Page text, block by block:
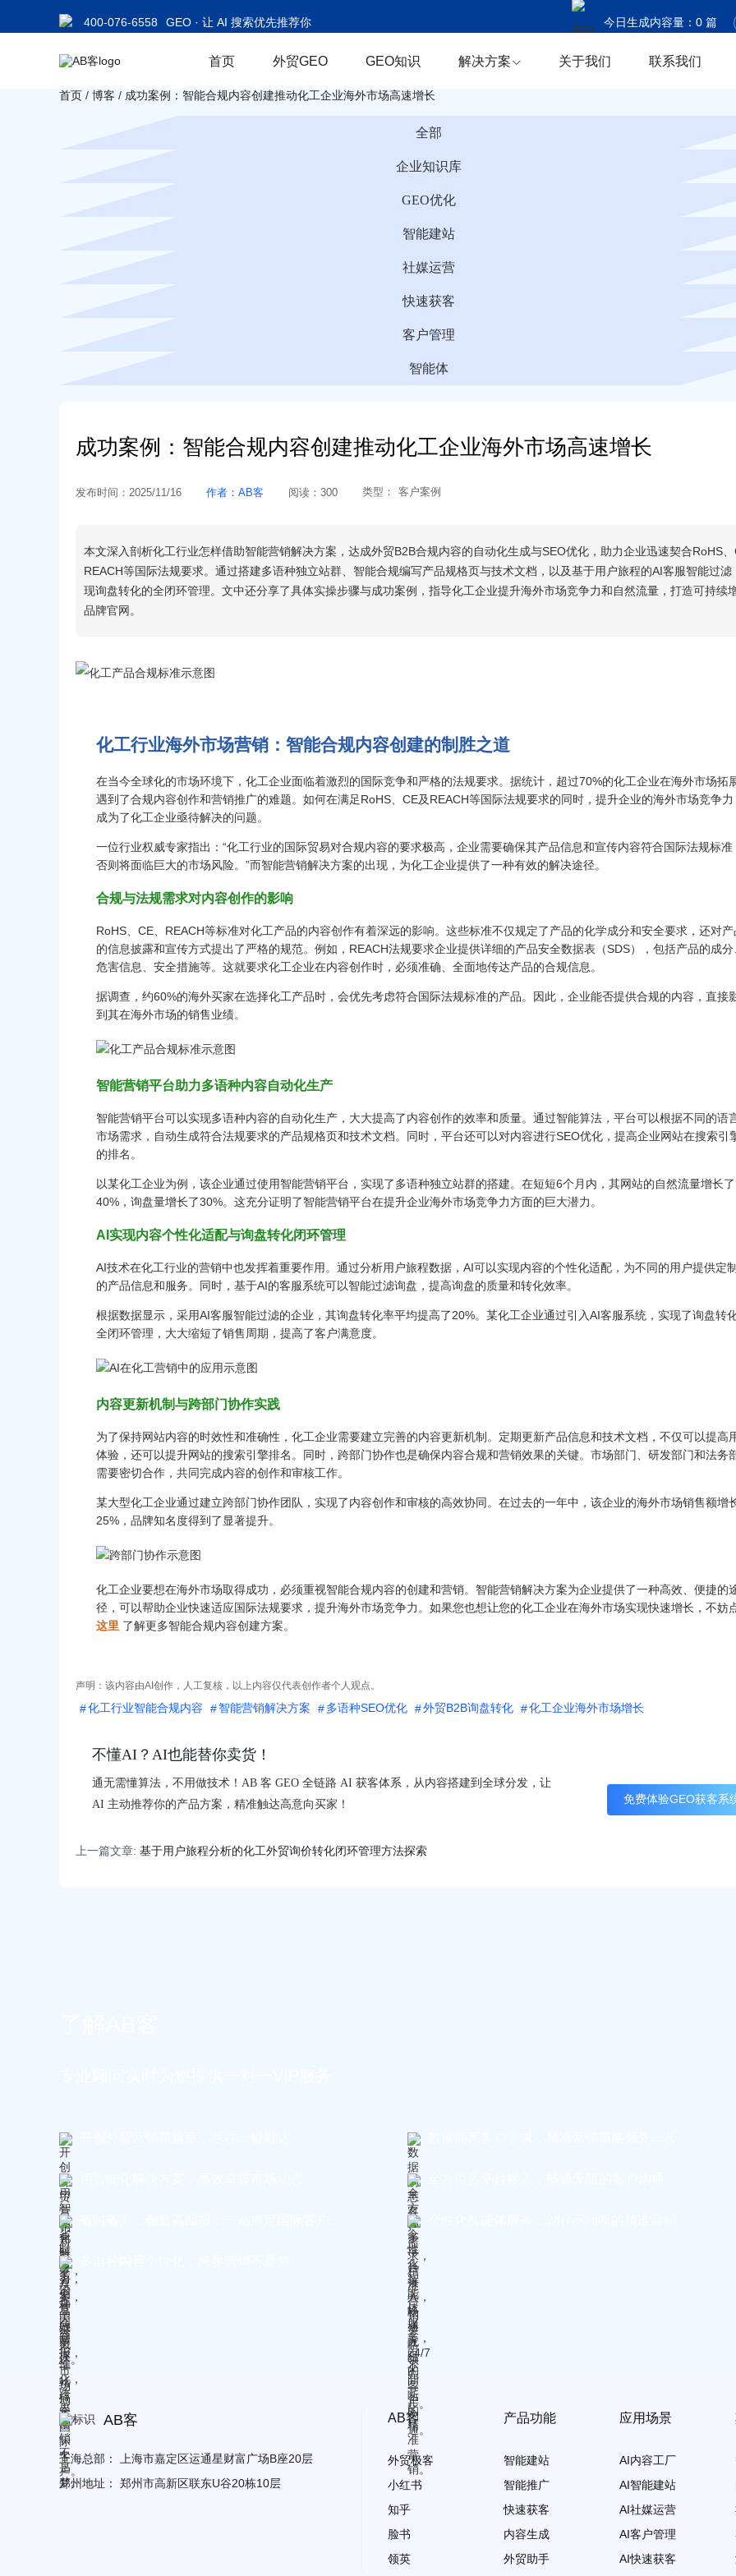
400-076-6558 GEO · 让 AI 搜索优先推荐你 今日生成内容量： 0篇
今日商机捕获： 0条
首页 外贸GEO GEO知识 解决方案 关于我们 联系我们
首页 / 博客 / 成功案例：智能合规内容创建推动化工企业海外市场高速增长
全部
企业知识库
GEO优化
智能建站
社媒运营
快速获客
客户管理
智能体
成功案例：智能合规内容创建推动化工企业海外市场高速增长
发布时间： 2025/11/16 作者： AB客 阅读： 300 类型： 客户案例
本文深入剖析化工行业怎样借助智能营销解决方案，达成外贸B2B合规内容的自动化生成与SEO优化，助力企业迅速契合RoHS、
REACH等国际法规要求。通过搭建多语种独立站群、智能合规编写产品规格页与技术文档，以及基于用户旅程的AI客服智能过滤
现询盘转化的全闭环管理。文中还分享了具体实操步骤与成功案例，指导化工企业提升海外市场竞争力和自然流量，打造可持续
品牌官网。
化工行业海外市场营销：智能合规内容创建的制胜之道
在当今全球化的市场环境下，化工企业面临着激烈的国际竞争和严格的法规要求。据统计，超过70%的化工企业在海外市场拓
遇到了合规内容创作和营销推广的难题。如何在满足RoHS、CE及REACH等国际法规要求的同时，提升企业的海外市场竞争力
成为了化工企业亟待解决的问题。
一位行业权威专家指出：“化工行业的国际贸易对合规内容的要求极高，企业需要确保其产品信息和宣传内容符合国际法规标准
否则将面临巨大的市场风险。”而智能营销解决方案的出现，为化工企业提供了一种有效的解决途径。
合规与法规需求对内容创作的影响
RoHS、CE、REACH等标准对化工产品的内容创作有着深远的影响。这些标准不仅规定了产品的化学成分和安全要求，还对产
的信息披露和宣传方式提出了严格的规范。例如，REACH法规要求企业提供详细的产品安全数据表（SDS），包括产品的成分
危害信息、安全措施等。这就要求化工企业在内容创作时，必须准确、全面地传达产品的合规信息。
据调查，约60%的海外买家在选择化工产品时，会优先考虑符合国际法规标准的产品。因此，企业能否提供合规的内容，直接
到其在海外市场的销售业绩。
智能营销平台助力多语种内容自动化生产
智能营销平台可以实现多语种内容的自动化生产，大大提高了内容创作的效率和质量。通过智能算法，平台可以根据不同的语
市场需求，自动生成符合法规要求的产品规格页和技术文档。同时，平台还可以对内容进行SEO优化，提高企业网站在搜索引
的排名。
以某化工企业为例，该企业通过使用智能营销平台，实现了多语种独立站群的搭建。在短短6个月内，其网站的自然流量增长了
40%，询盘量增长了30%。这充分证明了智能营销平台在提升企业海外市场竞争力方面的巨大潜力。
AI实现内容个性化适配与询盘转化闭环管理
AI技术在化工行业的营销中也发挥着重要作用。通过分析用户旅程数据，AI可以实现内容的个性化适配，为不同的用户提供定
的产品信息和服务。同时，基于AI的客服系统可以智能过滤询盘，提高询盘的质量和转化效率。
根据数据显示，采用AI客服智能过滤的企业，其询盘转化率平均提高了20%。某化工企业通过引入AI客服系统，实现了询盘转
全闭环管理，大大缩短了销售周期，提高了客户满意度。
内容更新机制与跨部门协作实践
为了保持网站内容的时效性和准确性，化工企业需要建立完善的内容更新机制。定期更新产品信息和技术文档，不仅可以提高
体验，还可以提升网站的搜索引擎排名。同时，跨部门协作也是确保内容合规和营销效果的关键。市场部门、研发部门和法务
需要密切合作，共同完成内容的创作和审核工作。
某大型化工企业通过建立跨部门协作团队，实现了内容创作和审核的高效协同。在过去的一年中，该企业的海外市场销售额增
25%，品牌知名度得到了显著提升。
化工企业要想在海外市场取得成功，必须重视智能合规内容的创建和营销。智能营销解决方案为企业提供了一种高效、便捷的
径，可以帮助企业快速适应国际法规要求，提升海外市场竞争力。如果您也想让您的化工企业在海外市场实现快速增长，不妨
这里 了解更多智能合规内容创建方案。
声明：该内容由AI创作，人工复核，以上内容仅代表创作者个人观点。
化工行业智能合规内容 智能营销解决方案 多语种SEO优化 外贸B2B询盘转化 化工企业海外市场增长
不懂AI？AI也能替你卖货！
通无需懂算法，不用做技术！AB 客 GEO 全链路 AI 获客体系，从内容搭建到全球分发，让
AI 主动推荐你的产品方案，精准触达高意向买家！
免费体验GEO获客系
上一篇文章: 基于用户旅程分析的化工外贸询价转化闭环管理方法探索
AB客
上海总部：
上海市嘉定区运通星财富广场B座20层
郑州地址：
郑州市高新区联东U谷20栋10层
AB客
外贸极客
小红书
知乎
脸书
领英
产品功能
智能建站
智能推广
快速获客
内容生成
外贸助手
应用场景
AI内容工厂
AI智能建站
AI社媒运营
AI客户管理
AI快速获客